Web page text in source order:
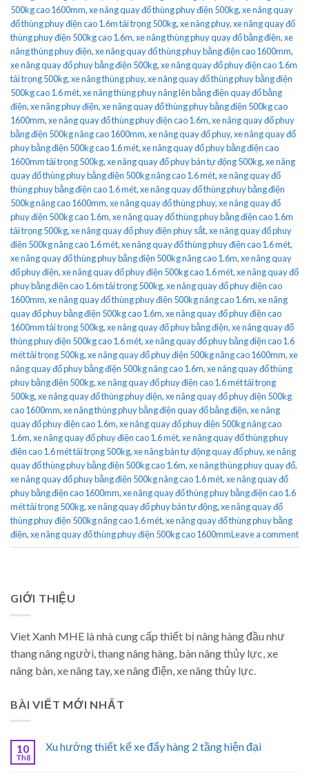
500kg cao 1600mm,xe nâng quay đổ thùng phuy điện 500kg,xe nâng quay
đổ thùng phuy điện cao 1.6m tải trọng 500kg,xe nâng phuy,xe nâng quay đổ
thùng phuy điện 500kg cao 1.6m,xe nâng thùng phuy quay đổ bằng điện,xe
nâng thùng phuy điện,xe nâng quay đổ thùng phuy bằng điện cao 1600mm,
xe nâng quay đổ phuy bằng điện 500kg,xe nâng quay đổ phuy điện cao 1.6m
tải trọng 500kg,xe nâng thùng phuy,xe nâng quay đổ thùng phuy bằng điện
500kg cao 1.6 mét,xe nâng thùng phuy nâng lên bằng điện quay đổ bằng
điện,xe nâng phuy điện,xe nâng quay đổ thùng phuy bằng điện 500kg cao
1600mm,xe nâng quay đổ thùng phuy điện cao 1.6m,xe nâng quay đổ phuy
bằng điện 500kg nâng cao 1600mm,xe nâng quay đổ phuy,xe nâng quay đổ
phuy bằng điện 500kg cao 1.6 mét,xe nâng quay đổ phuy bằng điện cao
1600mm tải trọng 500kg,xe nâng quay đổ phuy bán tự động 500kg,xe nâng
quay đổ thùng phuy bằng điện 500kg nâng cao 1.6 mét,xe nâng quay đổ
thùng phuy bằng điện cao 1.6 mét,xe nâng quay đổ thùng phuy bằng điện
500kg nâng cao 1600mm,xe nâng quay đổ thùng phuy,xe nâng quay đổ
phuy điện 500kg cao 1.6m,xe nâng quay đổ thùng phuy bằng điện cao 1.6m
tải trọng 500kg,xe nâng quay đổ phuy điện phuy sắt,xe nâng quay đổ phuy
điện 500kg nâng cao 1.6 mét,xe nâng quay đổ thùng phuy điện cao 1.6 mét,
xe nâng quay đổ thùng phuy bằng điện 500kg nâng cao 1.6m,xe nâng quay
đổ phuy điện,xe nâng quay đổ phuy điện 500kg cao 1.6 mét,xe nâng quay đổ
phuy bằng điện cao 1.6m tải trọng 500kg,xe nâng quay đổ phuy điện cao
1600mm,xe nâng quay đổ thùng phuy điện 500kg nâng cao 1.6m,xe nâng
quay đổ phuy bằng điện 500kg cao 1.6m,xe nâng quay đổ phuy điện cao
1600mm tải trọng 500kg,xe nâng quay đổ phuy bằng điện,xe nâng quay đổ
thùng phuy điện 500kg cao 1.6 mét,xe nâng quay đổ phuy bằng điện cao 1.6
mét tải trọng 500kg,xe nâng quay đổ phuy điện 500kg nâng cao 1600mm,xe
nâng quay đổ phuy bằng điện 500kg nâng cao 1.6m,xe nâng quay đổ thùng
phuy bằng điện 500kg,xe nâng quay đổ phuy điện cao 1.6 mét tải trọng
500kg,xe nâng quay đổ thùng phuy điện,xe nâng quay đổ phuy điện 500kg
cao 1600mm,xe nâng thùng phuy bằng điện quay đổ bằng điện,xe nâng
quay đổ phuy điện cao 1.6m,xe nâng quay đổ phuy điện 500kg nâng cao
1.6m,xe nâng quay đổ phuy điện cao 1.6 mét,xe nâng quay đổ thùng phuy
điện cao 1.6 mét tải trọng 500kg,xe nâng bán tự động quay đổ phuy,xe nâng
quay đổ thùng phuy bằng điện 500kg cao 1.6m,xe nâng thùng phuy quay đổ,
xe nâng quay đổ phuy bằng điện 500kg nâng cao 1.6 mét,xe nâng quay đổ
phuy bằng điện cao 1600mm,xe nâng quay đổ thùng phuy bằng điện cao 1.6
mét tải trọng 500kg,xe nâng quay đổ phuy bán tự động,xe nâng quay đổ
thùng phuy điện 500kg nâng cao 1.6 mét,xe nâng quay đổ thùng phuy bằng
điện,xe nâng quay đổ thùng phuy điện 500kg cao 1600mmLeave a comment
GIỚI THIỆU
Viet Xanh MHE là nhà cung cấp thiết bị nâng hàng đầu như
thang nâng người, thang nâng hàng, bàn nâng thủy lực, xe
nâng bàn, xe nâng tay, xe nâng điện, xe nâng thủy lực.
BÀI VIẾT MỚI NHẤT
10
Th8
Xu hướng thiết kế xe đẩy hàng 2 tầng hiện đại